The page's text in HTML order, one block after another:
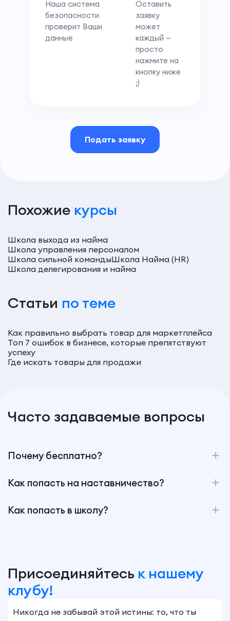
Наша система
безопасности
проверит Ваши
данные
Оставить
заявку
может
каждый —
просто
нажмите на
кнопку ниже
;)
Подать заявку
Похожие курсы
Школа выхода из найма
Школа управления персоналом
Школа сильной командыШкола Найма (HR)
Школа делегирования и найма
Статьи по теме
Как правильно выбрать товар для маркетплейса
Топ 7 ошибок в бизнесе, которые препятствуют
успеху
Где искать товары для продажи
Часто задаваемые вопросы
Почему бесплатно?
Как попасть на наставничество?
Как попасть в школу?
Присоединяйтесь к нашему
клубу!
Никогда не забывай этой истины: то, что ты